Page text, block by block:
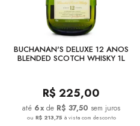
BUCHANAN'S DELUXE 12 ANOS
BLENDED SCOTCH WHISKY 1L
R$ 225,00
6x de R$ 37,50 sem juros
ou R$ 213,75 à vista com desconto